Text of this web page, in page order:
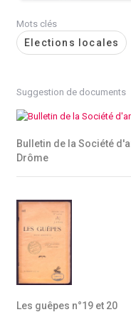
Mots clés
Elections locales
Suggestion de documents
Bulletin de la Société
Drôme
Les guêpes n°19 et 20